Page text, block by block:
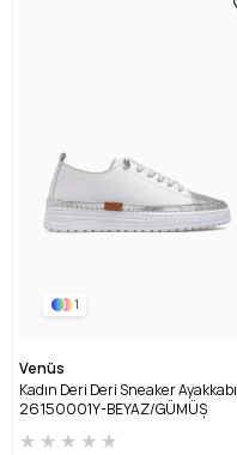
1
Venüs
Kadın Deri Deri Sneaker Ayakkabı
26150001Y-BEYAZ/GÜMÜŞ
★ ★ ★ ★ ★